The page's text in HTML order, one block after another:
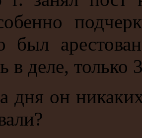
был
в деле, только
дня он